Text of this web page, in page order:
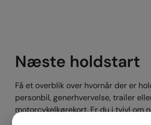
Næste holdstart
Få et overblik over hvornår der er
personbil, generhvervelse, trailer
motorcykelkørekort. Er du i tvivl om